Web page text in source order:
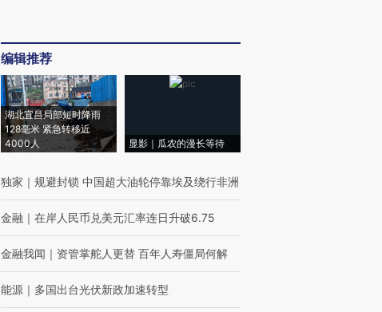
编辑推荐
湖北宜昌局部短时降雨
128毫米 紧急转移近
4000人
显影｜瓜农的漫长等待
独家 ｜ 规避封锁 中国超大油轮停靠埃及绕行非洲
金融 ｜ 在岸人民币兑美元汇率连日升破6.75
金融我闻 ｜ 资管掌舵人更替 百年人寿僵局何解
能源 ｜ 多国出台光伏新政加速转型